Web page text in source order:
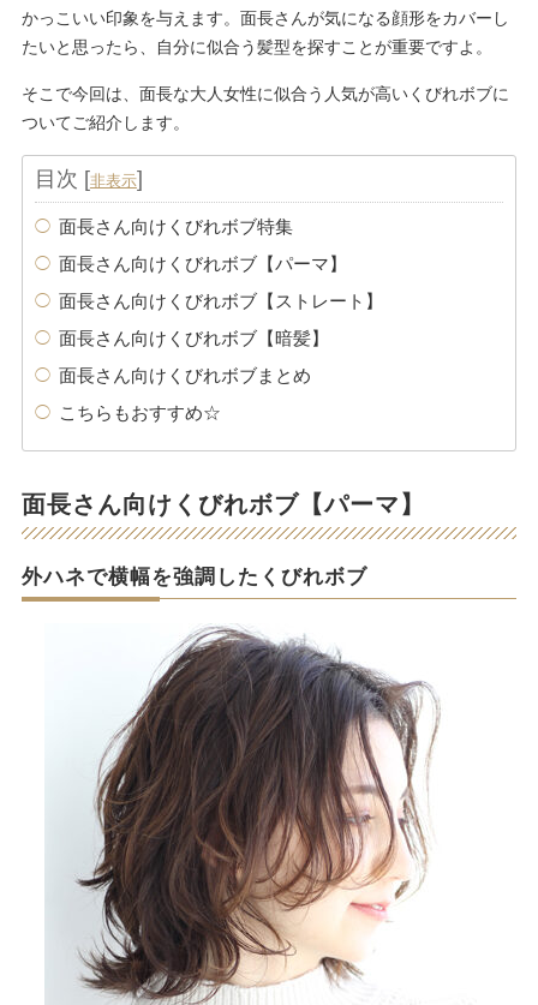
かっこいい印象を与えます。面長さんが気になる顔形をカバーし
たいと思ったら、自分に似合う髪型を探すことが重要ですよ。
そこで今回は、面長な大人女性に似合う人気が高いくびれボブに
ついてご紹介します。
目次 [非表示]
面長さん向けくびれボブ特集
面長さん向けくびれボブ【パーマ】
面長さん向けくびれボブ【ストレート】
面長さん向けくびれボブ【暗髪】
面長さん向けくびれボブまとめ
こちらもおすすめ☆
面長さん向けくびれボブ【パーマ】
外ハネで横幅を強調したくびれボブ